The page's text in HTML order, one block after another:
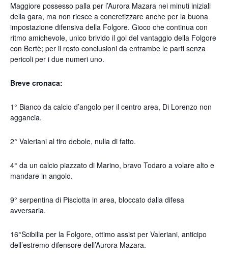
Maggiore possesso palla per l’Aurora Mazara nei minuti iniziali
della gara, ma non riesce a concretizzare anche per la buona
impostazione difensiva della Folgore. Gioco che continua con
ritmo amichevole, unico brivido il gol del vantaggio della Folgore
con Bertè; per il resto conclusioni da entrambe le parti senza
pericoli per i due numeri uno.
Breve cronaca:
1° Bianco da calcio d’angolo per il centro area, Di Lorenzo non
aggancia.
2° Valeriani al tiro debole, nulla di fatto.
4° da un calcio piazzato di Marino, bravo Todaro a volare alto e
mandare in angolo.
9° serpentina di Pisciotta in area, bloccato dalla difesa
avversaria.
16°Scibilia per la Folgore, ottimo assist per Valeriani, anticipo
dell’estremo difensore dell’Aurora Mazara.